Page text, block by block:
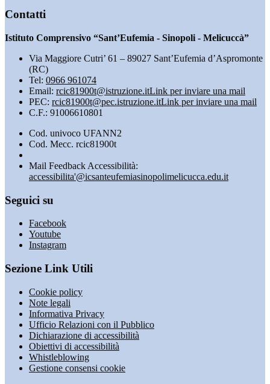
Contatti
Istituto Comprensivo “Sant’Eufemia - Sinopoli - Melicuccà”
Via Maggiore Cutri’ 61 – 89027 Sant’Eufemia d’Aspromonte
(RC)
Tel: 0966 961074
Email: rcic81900t@istruzione.itLink per inviare una mail
PEC: rcic81900t@pec.istruzione.itLink per inviare una mail
C.F.: 91006610801
Cod. univoco UFANN2
Cod. Mecc. rcic81900t
Mail Feedback Accessibilità:
accessibilita'@icsanteufemiasinopolimelicucca.edu.it
Seguici su
Facebook
Youtube
Instagram
Sezione Link Utili
Cookie policy
Note legali
Informativa Privacy
Ufficio Relazioni con il Pubblico
Dichiarazione di accessibilità
Obiettivi di accessibilità
Whistleblowing
Gestione consensi cookie